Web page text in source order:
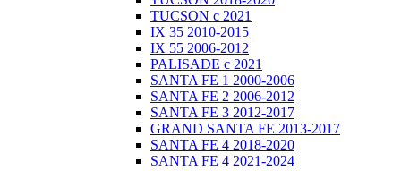
TUCSON с 2021
IX 35 2010-2015
IX 55 2006-2012
PALISADE с 2021
SANTA FE 1 2000-2006
SANTA FE 2 2006-2012
SANTA FE 3 2012-2017
GRAND SANTA FE 2013-2017
SANTA FE 4 2018-2020
SANTA FE 4 2021-2024